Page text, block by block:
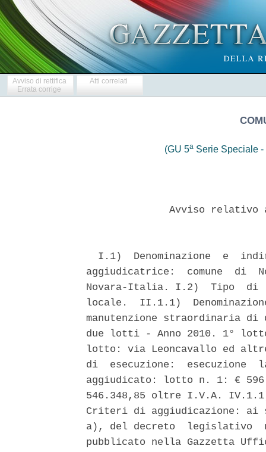
Avviso di rettifica
Errata corrige
Atti correlati
(GU 5aSerie Speciale -
Avviso
I.1)  Denominazione  e
aggiudicatrice:  comune  di
Novara-Italia. I.2)  Tipo  di
locale.  II.1.1)
manutenzione straordinaria
due lotti - Anno 2010. 1°
lotto: via Leoncavallo ed
di  esecuzione:
aggiudicato: lotto n. 1: €
546.348,85 oltre I.V.A.
Criteri di aggiudicazione:
a), del decreto  legislativo
pubblicato nella Gazzetta